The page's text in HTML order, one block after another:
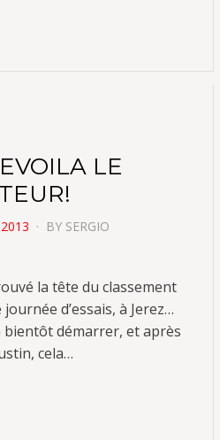
LE
BY SERGIO
la tête du classement
d’essais, à Jerez…
bientôt démarrer, et après
cela…